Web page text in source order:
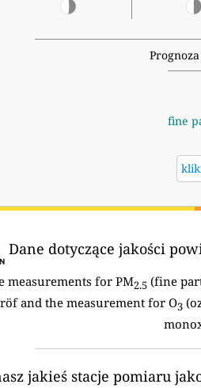
fine
Dane dotyczące jakości
measurements for PM2.5 (fine
and the measurement for O3
jakieś stacje pomiaru